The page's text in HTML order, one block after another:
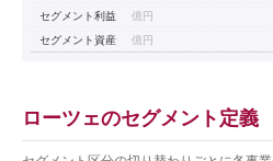
セグメント利益
億円
セグメント資産
億円
ローツェのセグメント定義